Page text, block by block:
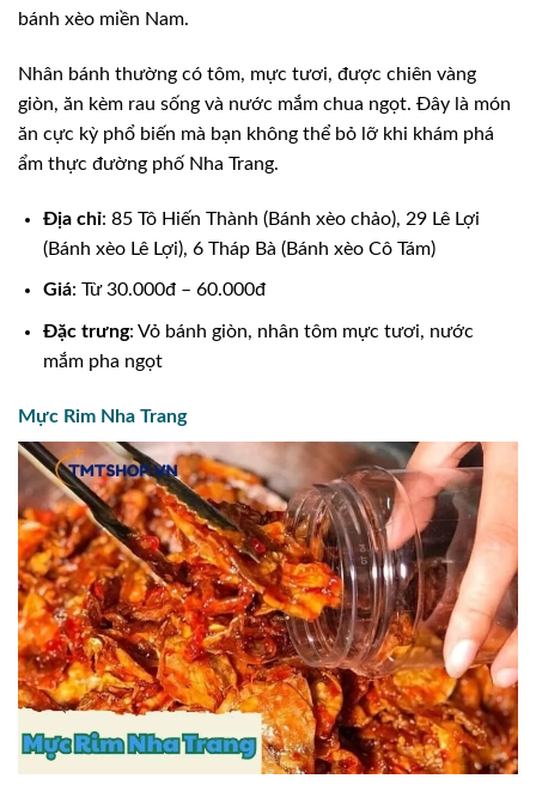
bánh xèo miền Nam.
Nhân bánh thường có tôm, mực tươi, được chiên vàng
giòn, ăn kèm rau sống và nước mắm chua ngọt. Đây là món
ăn cực kỳ phổ biến mà bạn không thể bỏ lỡ khi khám phá
ẩm thực đường phố Nha Trang.
Địa chỉ: 85 Tô Hiến Thành (Bánh xèo chảo), 29 Lê Lợi
(Bánh xèo Lê Lợi), 6 Tháp Bà (Bánh xèo Cô Tám)
Giá: Từ 30.000đ – 60.000đ
Đặc trưng: Vỏ bánh giòn, nhân tôm mực tươi, nước
mắm pha ngọt
Mực Rim Nha Trang